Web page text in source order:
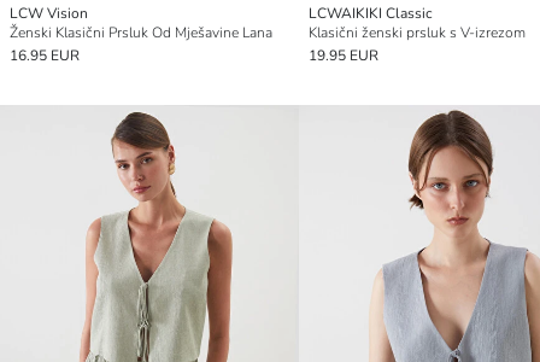
LCW Vision
Ženski Klasični Prsluk Od Mješavine Lana
16.95 EUR
LCWAIKIKI Classic
Klasični ženski prsluk s V-izrezom
19.95 EUR